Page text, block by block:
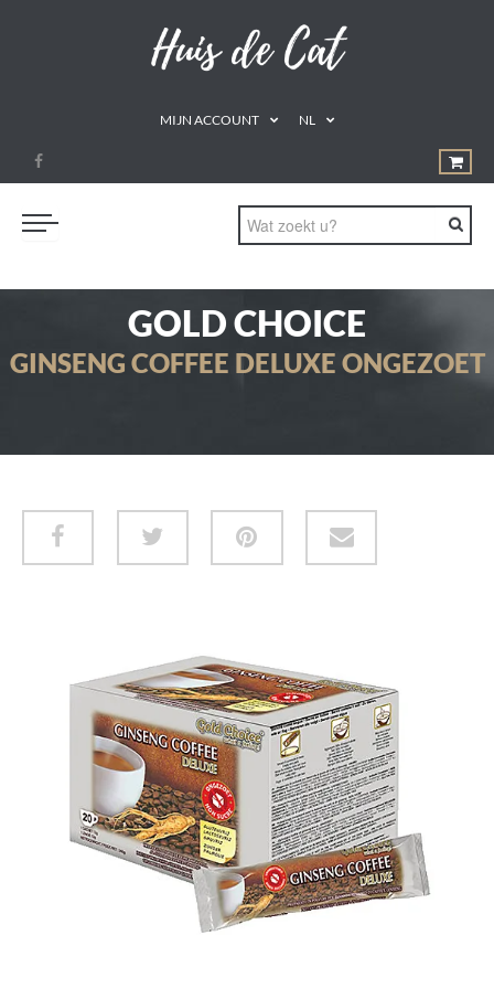
MIJN ACCOUNT NL
DRINKEN
SUPPLEMENTEN
HUID & LICHAAM
CADEAUBON
GOLD CHOICE
GINSENG COFFEE DELUXE ONGEZOET